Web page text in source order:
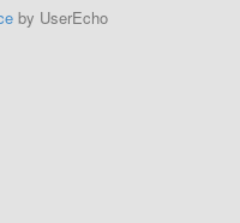
by UserEcho